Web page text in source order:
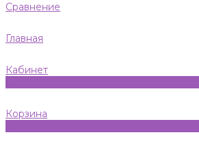
Сравнение
Главная
Кабинет
Корзина